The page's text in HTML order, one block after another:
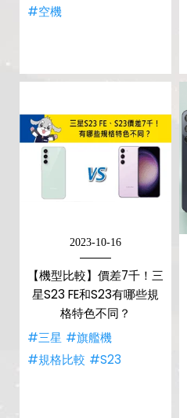
#空機
2023-10-16
【機型比較】價差7千！三
星S23 FE和S23有哪些規
格特色不同？
#三星 #旗艦機
#規格比較 #S23